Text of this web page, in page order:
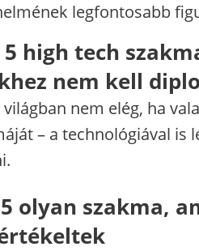
legfontosabb
5 high tech
nem kell
nem elég, ha
– a technológiával is
olyan szakma,